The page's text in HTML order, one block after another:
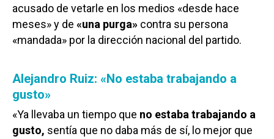
acusado de vetarle en los medios «desde hace
meses» y de «una purga» contra su persona
«mandada» por la dirección nacional del partido.
Alejandro Ruiz: «No estaba trabajando a
gusto»
«Ya llevaba un tiempo que no estaba trabajando a
gusto, sentía que no daba más de sí, lo mejor que